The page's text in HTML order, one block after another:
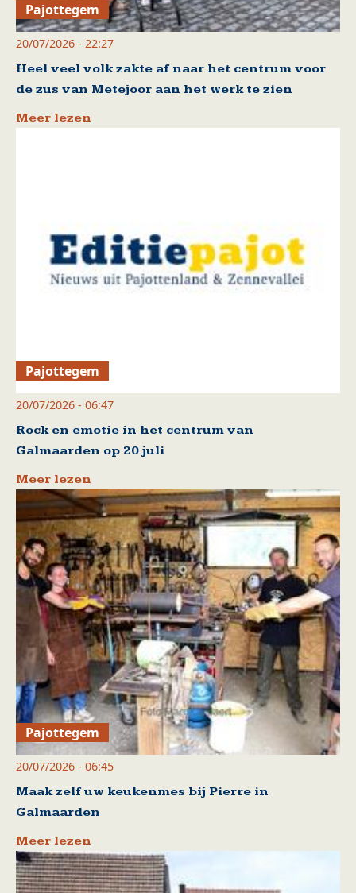
Pajottegem
20/07/2026 - 22:27
Heel veel volk zakte af naar het centrum voor
de zus van Metejoor aan het werk te zien
Meer lezen
Pajottegem
20/07/2026 - 06:47
Rock en emotie in het centrum van
Galmaarden op 20 juli
Meer lezen
Pajottegem
20/07/2026 - 06:45
Maak zelf uw keukenmes bij Pierre in
Galmaarden
Meer lezen